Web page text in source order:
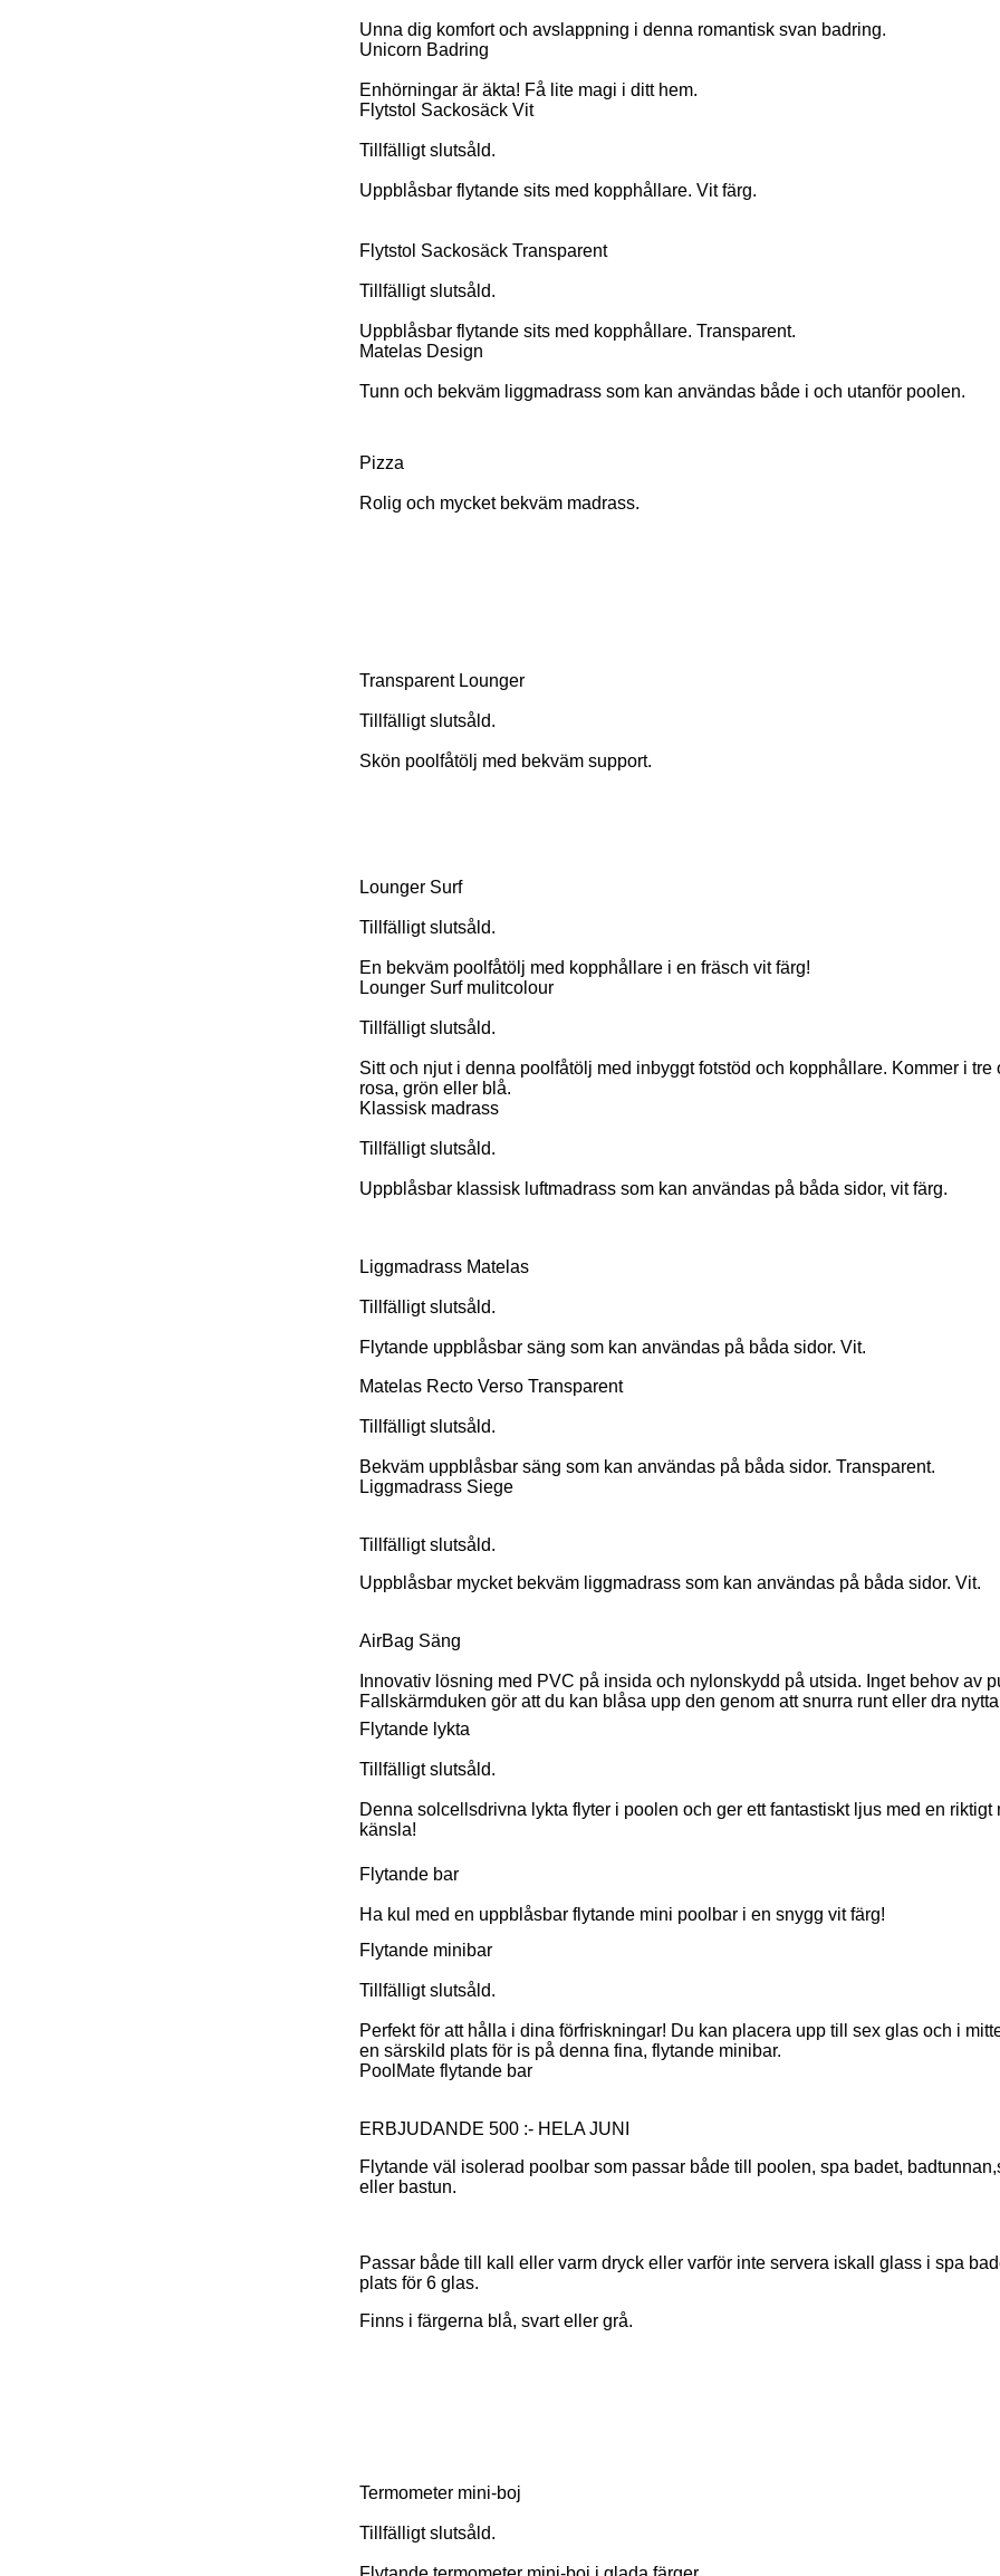
Unna dig komfort och avslappning i denna romantisk svan badring.
Unicorn Badring
Enhörningar är äkta! Få lite magi i ditt hem.
Flytstol Sackosäck Vit
Tillfälligt slutsåld.
Uppblåsbar flytande sits med kopphållare. Vit färg.
Flytstol Sackosäck Transparent
Tillfälligt slutsåld.
Uppblåsbar flytande sits med kopphållare. Transparent.
Matelas Design
Tunn och bekväm liggmadrass som kan användas både i och utanför poolen.
Pizza
Rolig och mycket bekväm madrass.
Transparent Lounger
Tillfälligt slutsåld.
Skön poolfåtölj med bekväm support.
Lounger Surf
Tillfälligt slutsåld.
En bekväm poolfåtölj med kopphållare i en fräsch vit färg!
Lounger Surf mulitcolour
Tillfälligt slutsåld.
Sitt och njut i denna poolfåtölj med inbyggt fotstöd och kopphållare. Kommer i tre
rosa, grön eller blå.
Klassisk madrass
Tillfälligt slutsåld.
Uppblåsbar klassisk luftmadrass som kan användas på båda sidor, vit färg.
Liggmadrass Matelas
Tillfälligt slutsåld.
Flytande uppblåsbar säng som kan användas på båda sidor. Vit.
Matelas Recto Verso Transparent
Tillfälligt slutsåld.
Bekväm uppblåsbar säng som kan användas på båda sidor. Transparent.
Liggmadrass Siege
Tillfälligt slutsåld.
Uppblåsbar mycket bekväm liggmadrass som kan användas på båda sidor. Vit.
AirBag Säng
Innovativ lösning med PVC på insida och nylonskydd på utsida. Inget behov av
Fallskärmduken gör att du kan blåsa upp den genom att snurra runt eller dra
Flytande lykta
Tillfälligt slutsåld.
Denna solcellsdrivna lykta flyter i poolen och ger ett fantastiskt ljus med en riktigt
känsla!
Flytande bar
Ha kul med en uppblåsbar flytande mini poolbar i en snygg vit färg!
Flytande minibar
Tillfälligt slutsåld.
Perfekt för att hålla i dina förfriskningar! Du kan placera upp till sex glas och i
en särskild plats för is på denna fina, flytande minibar.
PoolMate flytande bar
ERBJUDANDE 500 :- HELA JUNI
Flytande väl isolerad poolbar som passar både till poolen, spa badet,
eller bastun.
Passar både till kall eller varm dryck eller varför inte servera iskall glass i spa
plats för 6 glas.
Finns i färgerna blå, svart eller grå.
Termometer mini-boj
Tillfälligt slutsåld.